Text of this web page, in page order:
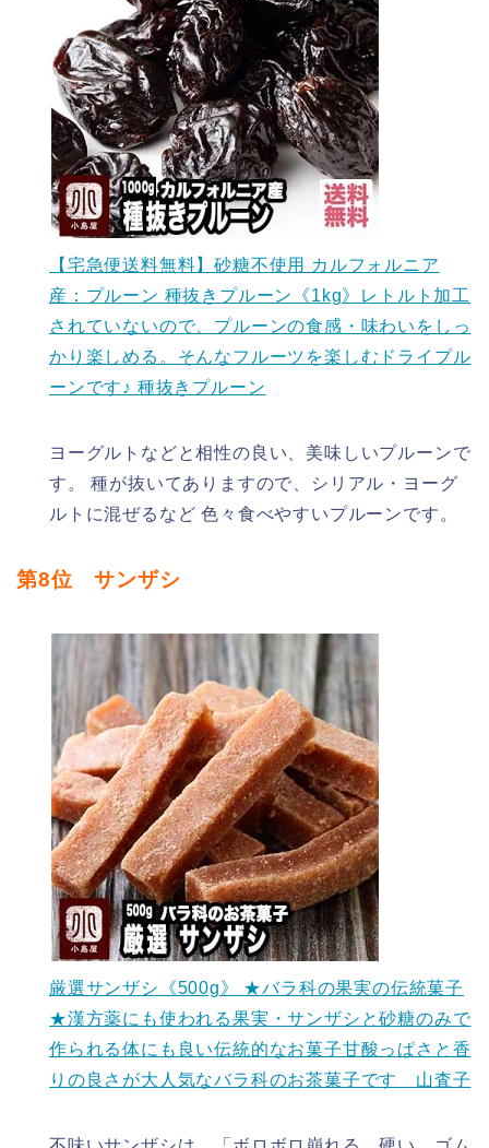
【宅急便送料無料】砂糖不使用 カルフォルニア
産：プルーン 種抜きプルーン《1kg》レトルト加工
されていないので、プルーンの食感・味わいをしっ
かり楽しめる。そんなフルーツを楽しむドライプル
ーンです♪ 種抜きプルーン
ヨーグルトなどと相性の良い、美味しいプルーンで
す。 種が抜いてありますので、シリアル・ヨーグ
ルトに混ぜるなど 色々食べやすいプルーンです。
第8位 サンザシ
厳選サンザシ《500g》 ★バラ科の果実の伝統菓子
★漢方薬にも使われる果実・サンザシと砂糖のみで
作られる体にも良い伝統的なお菓子甘酸っぱさと香
りの良さが大人気なバラ科のお茶菓子です 山査子